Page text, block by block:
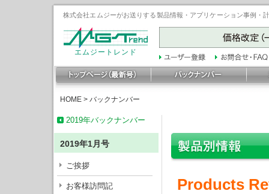
株式会社エムジーがお送りする製品情報・アプリケーション事例
エムジートレンド
HOME > バックナンバー
2019年バックナンバー
2019年1月号
ご挨拶
お客様訪問記 Products